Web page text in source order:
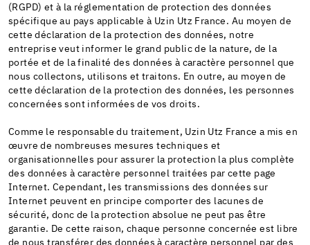
(RGPD) et à la réglementation de protection des données
spécifique au pays applicable à Uzin Utz France. Au moyen de
cette déclaration de la protection des données, notre
entreprise veut informer le grand public de la nature, de la
portée et de la finalité des données à caractère personnel que
nous collectons, utilisons et traitons. En outre, au moyen de
cette déclaration de la protection des données, les personnes
concernées sont informées de vos droits.
Comme le responsable du traitement, Uzin Utz France a mis en
œuvre de nombreuses mesures techniques et
organisationnelles pour assurer la protection la plus complète
des données à caractère personnel traitées par cette page
Internet. Cependant, les transmissions des données sur
Internet peuvent en principe comporter des lacunes de
sécurité, donc de la protection absolue ne peut pas être
garantie. De cette raison, chaque personne concernée est libre
de nous transférer des données à caractère personnel par des